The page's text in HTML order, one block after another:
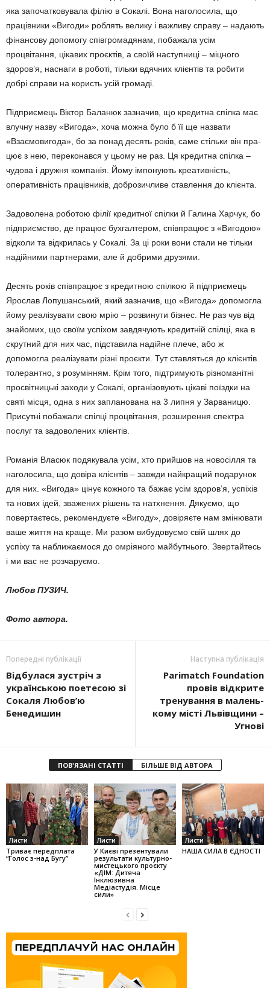
яка започатковувала філію в Сокалі. Вона наголосила, що
працівники «Вигоди» роб­лять велику і важливу справу – надають
фінансову допо­могу співгромадянам, поба­жала усім
процвітання, ціка­вих проєктів, а своїй наступниці – міцного
здоров’я, нас­наги в роботі, тільки вдячних клієнтів та робити
добрі справи на користь усій гро­маді.
Підприємець Віктор Бала­нюк зазначив, що кредитна спілка має
влучну назву «Вигода», хоча можна було б її ще назвати
«Взаємови­года», бо за понад десять років, саме стільки він пра­
цює з нею, переконався у цьому не раз. Ця кредитна спілка –
чудова і дружня компанія. Йому імпонують креативність,
оперативність працівників, доброзичливе ставлення до клієнта.
Задоволена роботою філії кредитної спілки й Галина Харчук, бо
підприємство, де працює бухгалтером, спів­працює з «Вигодою»
відколи та відкрилась у Сокалі. За ці роки вони стали не тільки
надійними партнерами, але й добрими друзями.
Десять років співпрацює з кредитною спілкою й підпри­ємець
Ярослав Лопушан­ський, який зазначив, що «Вигода» допомогла
йому реалізувати свою мрію – роз­винути бізнес. Не раз чув від
знайомих, що своїм успіхом завдячують кредитній спілці, яка в
скрутний для них час, підставила надійне плече, або ж
допомогла реалізувати різні проєкти. Тут ставляться до клієнтів
толерантно, з ро­зумінням. Крім того, підтри­мують різноманітні
просвіт­ницькі заходи у Сокалі, організовують цікаві поїздки на
святі місця, одна з них запла­нована на 3 липня у Зар­ваницю.
Присутні побажали спілці процвітання, розши­рення спектра
послуг та за­доволених клієнтів.
Романія Власюк подякува­ла усім, хто прийшов на но­восілля та
наголосила, що довіра клієнтів – завжди най­кращий подарунок
для них. «Вигода» цінує кожного та бажає усім здоров’я, успіхів
та нових ідей, зважених рі­шень та натхнення. Дякуємо, що
повертаєтесь, рекомен­дуєте «Вигоду», довіряєте нам змінювати
ваше життя на краще. Ми разом вибудо­вуємо свій шлях до
успіху та наближаємося до омріяного майбутнього. Звертайтесь
і ми вас не розчаруємо.
Любов ПУЗИЧ.
Фото автора.
Попередні публікації
Відбулася зустріч з
українською поетесою зі
Сокаля Любов’ю
Бенедишин
Наступна публікація
Parimatch Foundation
про­вів відкрите
тренування в ма­ле­нь­
кому місті Львівщини –
Угнові
ПОВ'ЯЗАНІ СТАТТІ БІЛЬШЕ ВІД АВТОРА
Листи
Триває передплата
“Голос з-над Бугу”
Листи
У Києві презентували
результати культурно-
мистецького проєкту
«ДІМ: Дитяча
Інклюзивна
Медіастудія. Місце
сили»
Листи
НАША СИЛА В ЄДНОСТІ